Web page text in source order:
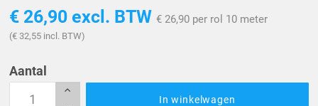
€ 26,90 excl. BTW € 26,90 per rol 10 meter
(€ 32,55 incl. BTW)
Aantal
In winkelwagen